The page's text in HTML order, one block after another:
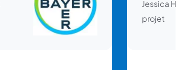
Jessica
projet